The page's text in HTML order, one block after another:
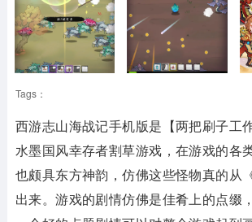
Tags：
西游志山海战记手机版是【两把刷子工
水墨国风幸存者割草游戏，在游戏的各
也颇具东方神韵，仿佛这些怪物真的从
出来。游戏的剧情仿佛是佳肴上的点缀